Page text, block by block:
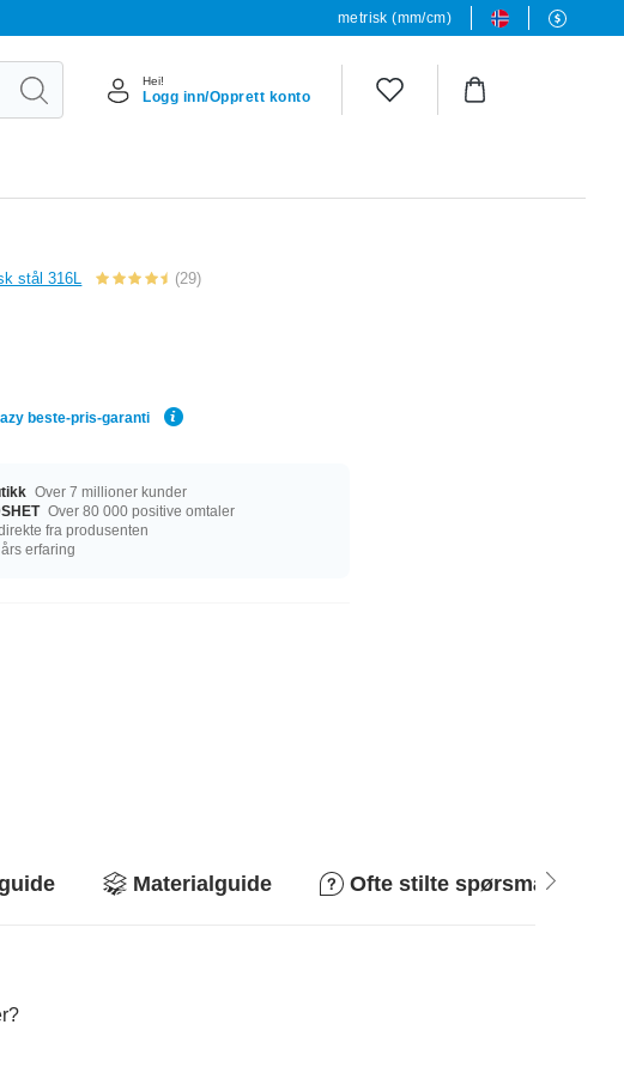
metrisk (mm/cm)
Hei!
Logg inn/Opprett konto
stål 316L (29)
beste-pris-garanti
Over 7 millioner kunder
Over 80 000 positive omtaler
fra produsenten
erfaring
Materialguide Ofte stilte spørsmål